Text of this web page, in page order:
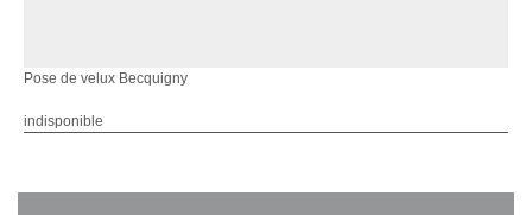
Pose de velux Becquigny
indisponible